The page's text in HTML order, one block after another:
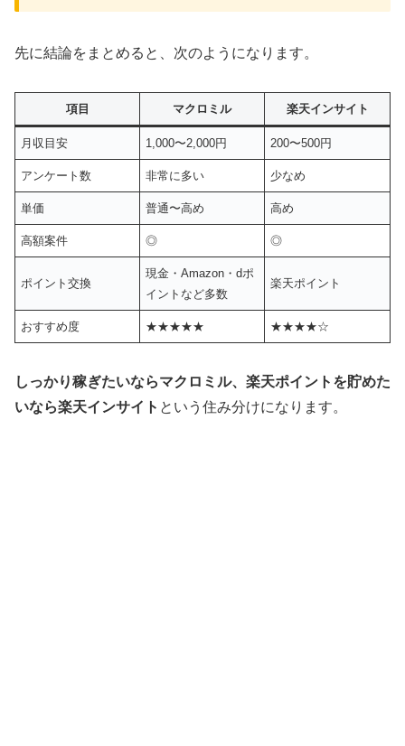
先に結論をまとめると、次のようになります。
項目 マクロミル 楽天インサイト
月収目安 1,000〜2,000円 200〜500円
アンケート数 非常に多い 少なめ
単価 普通〜高め 高め
高額案件 ◎ ◎
ポイント交換
現金・Amazon・dポ
イントなど多数
楽天ポイント
おすすめ度 ★★★★★ ★★★★☆
しっかり稼ぎたいならマクロミル、楽天ポイントを貯めた
いなら楽天インサイト という住み分けになります。